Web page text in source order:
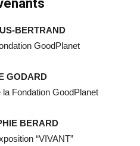
BERTRAND
GoodPlanet
GODARD
Fondation GoodPlanet
BERARD
“VIVANT”